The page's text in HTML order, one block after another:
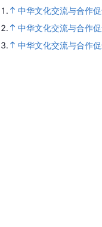
1.
中华文化交流与合作
2.
中华文化交流与合作
3.
中华文化交流与合作